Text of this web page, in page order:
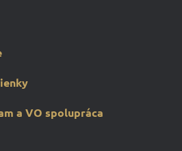
a VO spolupráca